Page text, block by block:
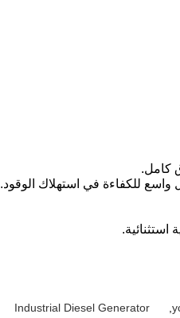
كامل.
للكفاءة في استهلاك الوقود.
Industrial Diesel Generator